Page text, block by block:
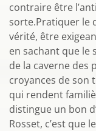
contraire être
sorte.Pratiquer le
vérité, être
en sachant que le
de la caverne des
croyances de son
qui rendent
distingue un bon
Rosset, c’est que